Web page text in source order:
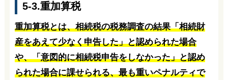
5-3.重加算税
重加算税とは、相続税の税務調査の結果「相続財
産をあえて少なく申告した」と認められた場合
や、「意図的に相続税申告をしなかった」と認め
られた場合に課せられる、最も重いペナルティで